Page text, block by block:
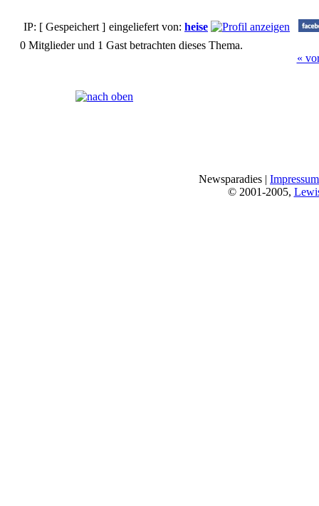
IP: [ Gespeichert ] eingeliefert von: heise
0 Mitglieder und 1 Gast betrachten dieses Thema.
«
Newsparadies | Impressum
© 2001-2005,